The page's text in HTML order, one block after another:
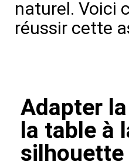
naturel. Voici
réussir cette
Adapter
la table à
silhouette